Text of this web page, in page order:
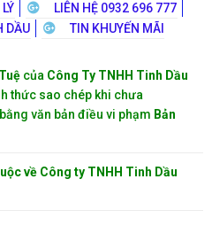
LIÊN HỆ 0932 696 777
DẦU
TIN KHUYẾN MÃI
của Công Ty TNHH Tinh Dầu
thức sao chép khi chưa
văn bản điều vi phạm Bản
về Công ty TNHH Tinh Dầu